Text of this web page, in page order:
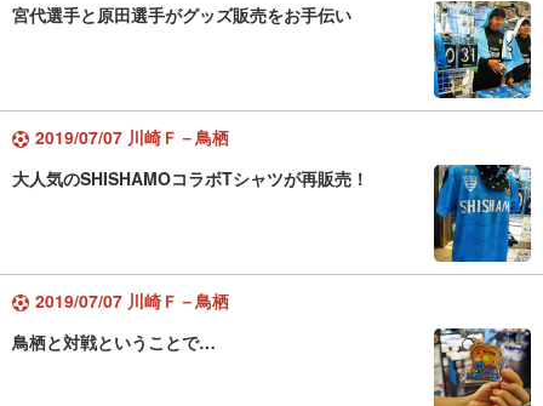
宮代選手と原田選手がグッズ販売をお手伝い
2019/07/07 川崎Ｆ－鳥栖
大人気のSHISHAMOコラボTシャツが再販売！
2019/07/07 川崎Ｆ－鳥栖
鳥栖と対戦ということで…